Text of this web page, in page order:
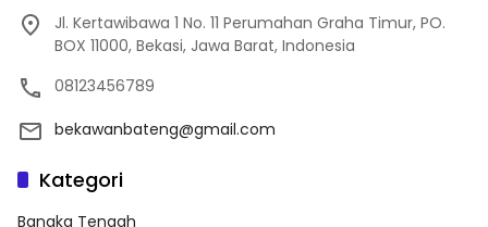
Jl. Kertawibawa 1 No. 11 Perumahan Graha Timur, PO.
BOX 11000, Bekasi, Jawa Barat, Indonesia
08123456789
bekawanbateng@gmail.com
Kategori
Bangka Tengah